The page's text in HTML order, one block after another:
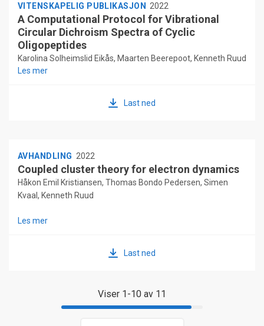
VITENSKAPELIG PUBLIKASJON 2022
A Computational Protocol for Vibrational
Circular Dichroism Spectra of Cyclic
Oligopeptides
Karolina Solheimslid Eikås, Maarten Beerepoot, Kenneth Ruud
Les mer
Last ned
AVHANDLING 2022
Coupled cluster theory for electron dynamics
Håkon Emil Kristiansen, Thomas Bondo Pedersen, Simen
Kvaal, Kenneth Ruud
Les mer
Last ned
Viser 1-10 av 11